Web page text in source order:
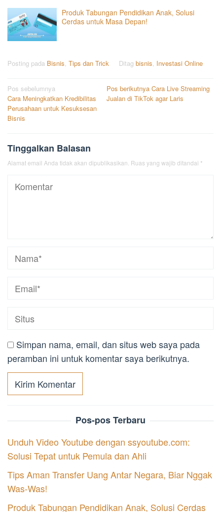
Produk Tabungan Pendidikan Anak, Solusi
Cerdas untuk Masa Depan!
Posting pada Bisnis, Tips dan Trick Ditag bisnis, Investasi Online
Navigasi
pos
Pos sebelumnya
Cara Meningkatkan Kredibilitas
Perusahaan untuk Kesuksesan
Bisnis
Pos berikutnyaCara Live Streaming
Jualan di TikTok agar Laris
Tinggalkan Balasan
Alamat email Anda tidak akan dipublikasikan. Ruas yang wajib ditandai *
Simpan nama, email, dan situs web saya pada
peramban ini untuk komentar saya berikutnya.
Pos-pos Terbaru
Unduh Video Youtube dengan ssyoutube.com:
Solusi Tepat untuk Pemula dan Ahli
Tips Aman Transfer Uang Antar Negara, Biar Nggak
Was-Was!
Produk Tabungan Pendidikan Anak, Solusi Cerdas